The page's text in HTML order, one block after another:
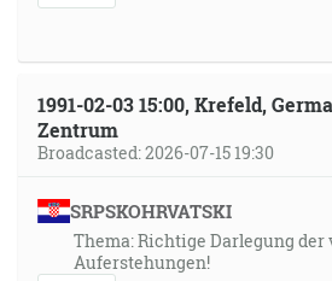
1991-02-03 15:00, Krefeld,
Zentrum
Broadcasted: 2026-07-15 19:30
SRPSKOHRVATSKI
Thema: Richtige Darlegung
Auferstehungen!